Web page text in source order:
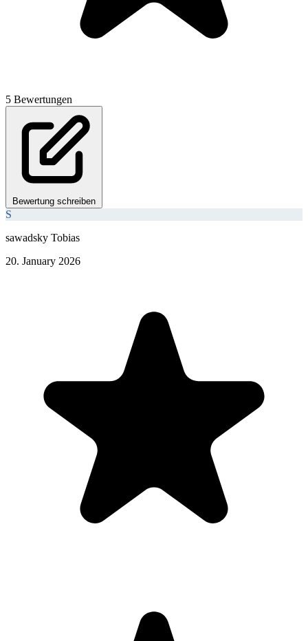
5 Bewertungen
Bewertung schreiben
S
sawadsky Tobias
20. January 2026